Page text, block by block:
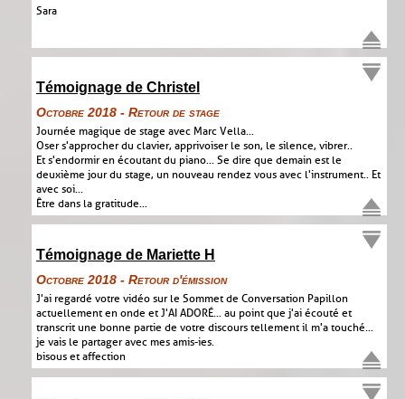
Sara
Témoignage de Christel
Octobre 2018 - Retour de stage
Journée magique de stage avec Marc Vella...
Oser s'approcher du clavier, apprivoiser le son, le silence, vibrer..
Et s'endormir en écoutant du piano... Se dire que demain est le
deuxième jour du stage, un nouveau rendez vous avec l'instrument.. Et
avec soi...
Être dans la gratitude...
Témoignage de Mariette H
Octobre 2018 - Retour d'émission
J'ai regardé votre vidéo sur le Sommet de Conversation Papillon
actuellement en onde et J'AI ADORÉ... au point que j'ai écouté et
transcrit une bonne partie de votre discours tellement il m'a touché...
je vais le partager avec mes amis-ies.
bisous et affection